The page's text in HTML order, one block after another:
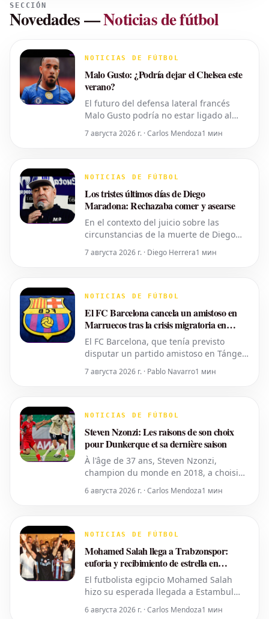
SECCIÓN
Novedades—Noticias de fútbol
NOTICIAS DE FÚTBOL
Malo Gusto: ¿Podría dejar el Chelsea este
verano?
El futuro del defensa lateral francés
Malo Gusto podría no estar ligado al
feroz en su posición, y el club
mercado de fichajes de verano. Sin
7 августа 2026 г. · Carlos Mendoza1 мин
NOTICIAS DE FÚTBOL
Los tristes últimos días de Diego
Maradona: Rechazaba comer y asearse
En el contexto del juicio sobre las
circunstancias de la muerte de Diego
de 2020 a la temprana edad de 60 años,
leyenda del fútbol argentino. Taffarel
7 августа 2026 г. · Diego Herrera1 мин
NOTICIAS DE FÚTBOL
El FC Barcelona cancela un amistoso en
Marruecos tras la crisis migratoria en
Ceuta
El FC Barcelona, que tenía previsto
disputar un partido amistoso en Tánger,
contra un rival aún por confirmar, ha
la actual crisis migratoria y los trágicos
7 августа 2026 г. · Pablo Navarro1 мин
NOTICIAS DE FÚTBOL
Steven Nzonzi: Les raisons de son choix
pour Dunkerque et sa dernière saison
À l'âge de 37 ans, Steven Nzonzi,
champion du monde en 2018, a choisi
deuxième division avec l'USL
de grandes ambitions pour ce qui
dernière saison en tant
6 августа 2026 г. · Carlos Mendoza1 мин
NOTICIAS DE FÚTBOL
Mohamed Salah llega a Trabzonspor:
euforia y recibimiento de estrella en
Turquía
El futbolista egipcio Mohamed Salah
hizo su esperada llegada a Estambul
propósito de someterse a los exámenes
6 августа 2026 г. · Carlos Mendoza1 мин